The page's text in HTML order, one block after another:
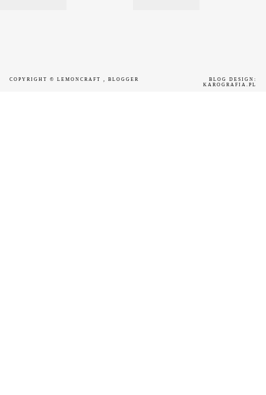
COPYRIGHT © LEMONCRAFT , BLOGGER
BLOG DESIGN:
KAROGRAFIA.PL